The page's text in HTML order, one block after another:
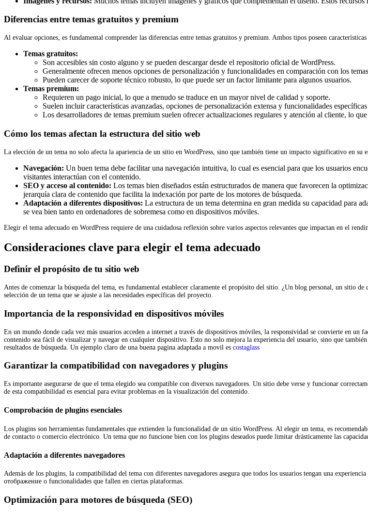
Diferencias entre temas gratuitos y premium
Al evaluar opciones, es fundamental comprender las diferencias entre temas gratuitos y premium. Ambos tipos poseen
Temas gratuitos:
Son accesibles sin costo alguno y se pueden descargar desde el repositorio oficial de WordPress.
Generalmente ofrecen menos opciones de personalización y funcionalidades en comparación con los
Pueden carecer de soporte técnico robusto, lo que puede ser un factor limitante para algunos usuarios.
Temas premium:
Requieren un pago inicial, lo que a menudo se traduce en un mayor nivel de calidad y soporte.
Suelen incluir características avanzadas, opciones de personalización extensa y funcionalidades
Los desarrolladores de temas premium suelen ofrecer actualizaciones regulares y atención al cliente, lo
Cómo los temas afectan la estructura del sitio web
La elección de un tema no solo afecta la apariencia de un sitio en WordPress, sino que también tiene un impacto significativo en su
Navegación: Un buen tema debe facilitar una navegación intuitiva, lo cual es esencial para que los usuarios
visitantes interactúan con el contenido.
SEO y acceso al contenido: Los temas bien diseñados están estructurados de manera que favorecen la
jerarquía clara de contenido que facilita la indexación por parte de los motores de búsqueda.
Adaptación a diferentes dispositivos: La estructura de un tema determina en gran medida su capacidad para
se vea bien tanto en ordenadores de sobremesa como en dispositivos móviles.
Elegir el tema adecuado en WordPress requiere de una cuidadosa reflexión sobre varios aspectos relevantes que impactan en el
Consideraciones clave para elegir el tema adecuado
Definir el propósito de tu sitio web
Antes de comenzar la búsqueda del tema, es fundamental establecer claramente el propósito del sitio. ¿Un blog personal, un
selección de un tema que se ajuste a las necesidades específicas del proyecto.
Importancia de la responsividad en dispositivos móviles
En un mundo donde cada vez más usuarios acceden a internet a través de dispositivos móviles, la responsividad se convierte en un
contenido sea fácil de visualizar y navegar en cualquier dispositivo. Esto no solo mejora la experiencia del usuario, sino que
resultados de búsqueda. Un ejemplo claro de una buena pagina adaptada a movil es costaglass
Garantizar la compatibilidad con navegadores y plugins
Es importante asegurarse de que el tema elegido sea compatible con diversos navegadores. Un sitio debe verse y funcionar
de esta compatibilidad es esencial para evitar problemas en la visualización del contenido.
Comprobación de plugins esenciales
Los plugins son herramientas fundamentales que extienden la funcionalidad de un sitio WordPress. Al elegir un tema, es
de contacto o comercio electrónico. Un tema que no funcione bien con los plugins deseados puede limitar drásticamente las
Adaptación a diferentes navegadores
Además de los plugins, la compatibilidad del tema con diferentes navegadores asegura que todos los usuarios tengan una
отображение o funcionalidades que fallen en ciertas plataformas.
Optimización para motores de búsqueda (SEO)